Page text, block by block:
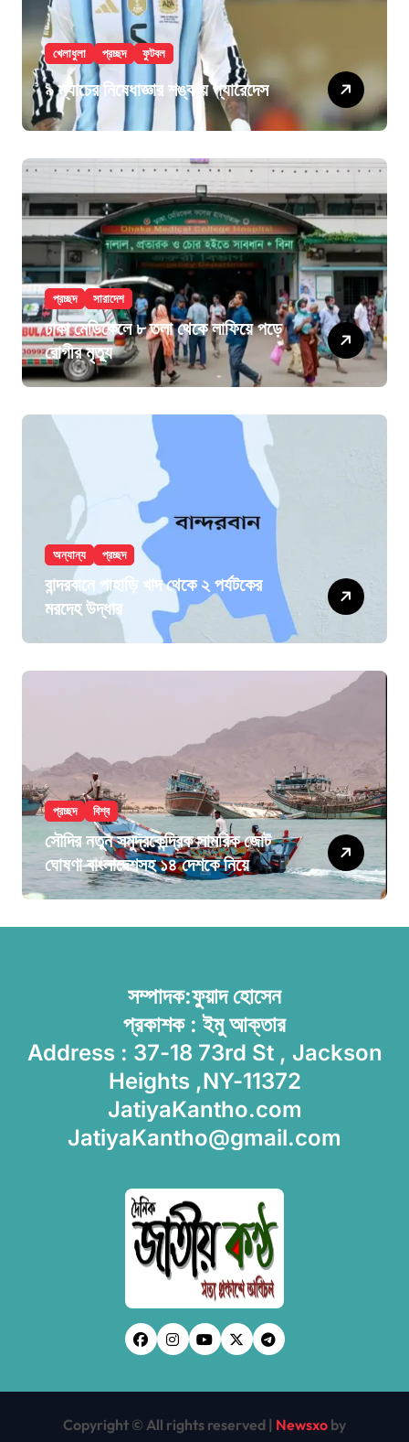
খেলাধুলা প্রচ্ছদ ফুটবল
৯ ম্যাচের নিষেধাজ্ঞার শঙ্কায় প্যারেদেস
প্রচ্ছদ সারাদেশ
ঢাকা মেডিকেলে ৮ তলা থেকে লাফিয়ে পড়ে
রোগীর মৃত্যু
অন্যান্য প্রচ্ছদ
বান্দরবানে পাহাড়ি খাদ থেকে ২ পর্যটকের
মরদেহ উদ্ধার
প্রচ্ছদ বিশ্ব
সৌদির নতুন সমুদ্রকেন্দ্রিক সামরিক জোট
ঘোষণা বাংলাদেশসহ ১৪ দেশকে নিয়ে
সম্পাদক:ফুয়াদ হোসেন
প্রকাশক : ইমু আক্তার
Address : 37-18 73rd St , Jackson
Heights ,NY-11372
JatiyaKantho.com
JatiyaKantho@gmail.com
Copyright © All rights reserved | Newsxo by